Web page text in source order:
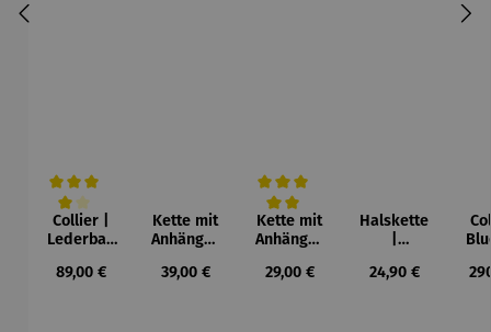
Durchschnittliche Bewertung von 4 von 5 Sternen
Collier |
Lederban
Lebensba
Regulärer Preis:
89,00 €
Kette mit
Anhänger
Regulärer Preis:
39,00 €
Durchschnittliche Bewertung von 5
Kette mit
Anhänger
Meeresmo
Regulärer Preis:
29,00 €
Halskette
blaugrün
Regulärer Preis:
24,90 €